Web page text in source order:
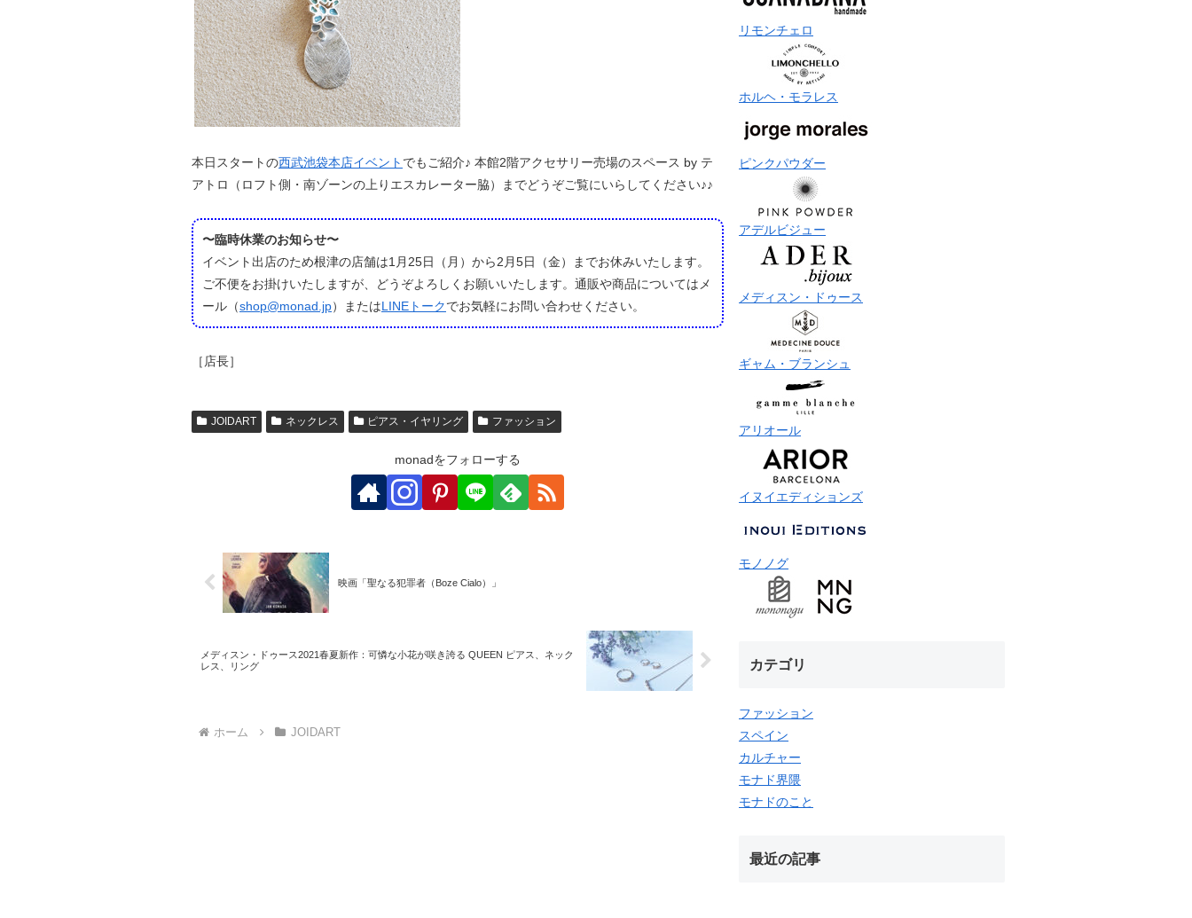
本日スタートの西武池袋本店イベント でもご紹介♪ 本館2階アクセサリー売場のスペース by テ
アトロ（ロフト側・南ゾーンの上りエスカレーター脇）までどうぞご覧にいらしてください♪♪
〜臨時休業のお知らせ〜
イベント出店のため根津の店舗は1月25日（月）から2月5日（金）までお休みいたします。
ご不便をお掛けいたしますが、どうぞよろしくお願いいたします。通販や商品についてはメ
ール（shop@monad.jp）またはLINEトークでお気軽にお問い合わせください。
［店長］
JOIDART ネックレス ピアス・イヤリング ファッション
monadをフォローする
映画「聖なる犯罪者（Boze Cialo）」
メディスン・ドゥース2021春夏新作：可憐な小花が咲き誇る QUEEN ピアス、ネック
レス、リング
ホーム JOIDART
リモンチェロ
ホルヘ・モラレス
ピンクパウダー
アデルビジュー
メディスン・ドゥース
ギャム・ブランシュ
アリオール
イヌイエディションズ
モノノグ
カテゴリ
ファッション
スペイン
カルチャー
モナド界隈
モナドのこと
最近の記事